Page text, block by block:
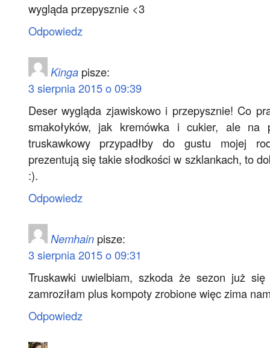
wygląda przepysznie <3
Odpowiedz
Kinga pisze:
3 sierpnia 2015 o 09:39
Deser wygląda zjawiskowo i przepysznie! Co
smakołyków, jak kremówka i cukier, ale na
truskawkowy przypadłby do gustu mojej
prezentują się takie słodkości w szklankach, to
:).
Odpowiedz
Nemhain pisze:
3 sierpnia 2015 o 09:31
Truskawki uwielbiam, szkoda że sezon już
zamroziłam plus kompoty zrobione więc zima
Odpowiedz